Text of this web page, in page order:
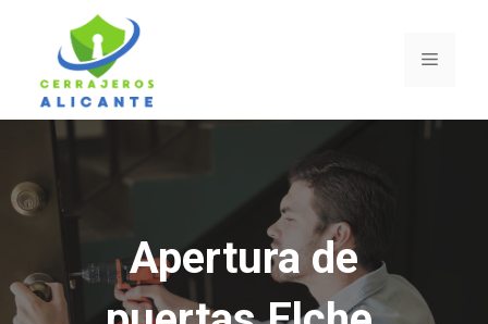
contenido
Menú
Apertura de